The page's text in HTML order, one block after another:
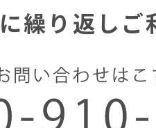
繰り返しご